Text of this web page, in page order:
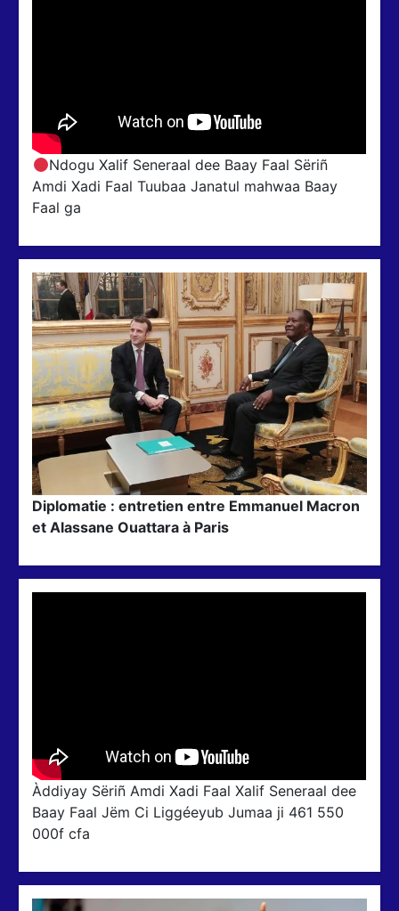
Ndogu Xalif Seneraal dee Baay Faal Sëriñ
Amdi Xadi Faal Tuubaa Janatul mahwaa Baay
Faal ga
Diplomatie : entretien entre Emmanuel Macron
et Alassane Ouattara à Paris
Àddiyay Sëriñ Amdi Xadi Faal Xalif Seneraal dee
Baay Faal Jëm Ci Liggéeyub Jumaa ji 461 550
000f cfa